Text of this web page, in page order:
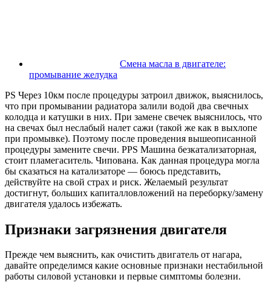
Смена масла в двигателе:
промывание желудка
PS Через 10км после процедуры затроил движок, выяснилось,
что при промывании радиатора залили водой два свечных
колодца и катушки в них. При замене свечек выяснилось, что
на свечах был неслабый налет сажи (такой же как в выхлопе
при промывке). Поэтому после проведения вышеописанной
процедуры замените свечи. PPS Машина безкатализаторная,
стоит пламегаситель. Чипована. Как данная процедура могла
бы сказаться на катализаторе — боюсь представить,
действуйте на свой страх и риск. Желаемый результат
достигнут, больших капиталловложений на переборку/замену
двигателя удалось избежать.
Признаки загрязнения двигателя
Прежде чем выяснить, как очистить двигатель от нагара,
давайте определимся какие основные признаки нестабильной
работы силовой установки и первые симптомы болезни.